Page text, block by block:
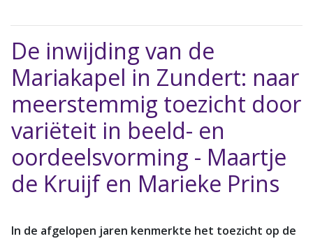
De inwijding van de
Mariakapel in Zundert: naar
meerstemmig toezicht door
variëteit in beeld- en
oordeelsvorming - Maartje
de Kruijf en Marieke Prins
In de afgelopen jaren kenmerkte het toezicht op de